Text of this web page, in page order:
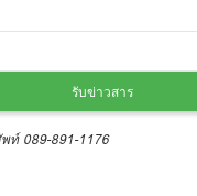
รับข่าวสาร
ท์ 089-891-1176